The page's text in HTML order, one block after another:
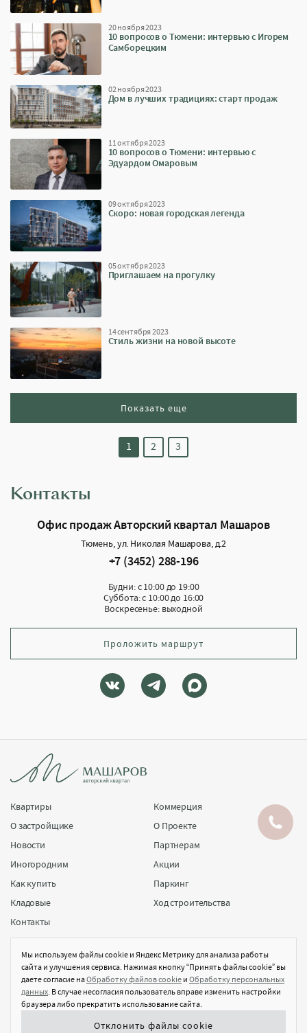
Заказать звонок
Написать в Max
Мы используем файлы cookie и Яндекс Метрику для анализа работы
сайта и улучшения сервиса. Нажимая кнопку “Принять файлы cookie” вы
даете согласие наОбработку файлов cookieиОбработку персональных
данных. В случае несогласия пользователь вправе изменить настройки
браузера либо прекратить использование сайта.
Отклонить файлы cookie
20 ноября 2023
10 вопросов о Тюмени: интервью с Игорем
Самборецким
02 ноября 2023
Дом в лучших традициях: старт продаж
11 октября 2023
10 вопросов о Тюмени: интервью с
Эдуардом Омаровым
09 октября 2023
Скоро: новая городская легенда
05 октября 2023
Приглашаем на прогулку
14 сентября 2023
Стиль жизни на новой высоте
Показать еще
1 2 3
Контакты
Офис продаж Авторский квартал Машаров
Тюмень, ул. Николая Машарова, д.2
+7 (3452) 288-196
Будни: с 10:00 до 19:00
Суббота: с 10:00 до 16:00
Воскресенье: выходной
Проложить маршрут
Квартиры
Коммерция
О застройщике
О Проекте
Новости
Партнерам
Иногородним
Акции
Как купить
Паркинг
Кладовые
Ход строительства
Контакты
является публичной офертой.На сайте отображена концепция проекта, которая не
является утвержденным рабочим планом жилого комплекса.
Правила обработки персональных данных
Согласие на обработку персональных данных